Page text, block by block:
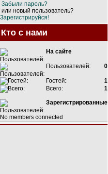
Забыли пароль?
или новый пользователь?
Зарегистрируйся!
Кто с нами
На сайте
Пользователей: 0
Гостей:
1
Всего:
1
Зарегистрированные
No members connected